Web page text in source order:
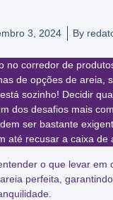
3, 2024 By
no corredor de
de opções de areia,
sozinho! Decidir
dos desafios mais
ser bastante
até recusar a caixa de
o que levar em
perfeita,